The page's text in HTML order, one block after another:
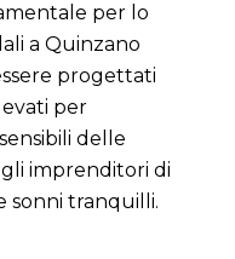
per lo
a Quinzano
progettati
per
delle
imprenditori di
sonni tranquilli.